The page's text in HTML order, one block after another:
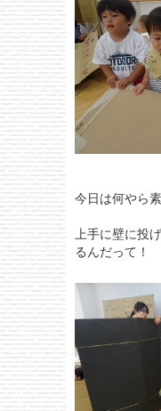
今日は何やら
上手に壁に投
るんだって！